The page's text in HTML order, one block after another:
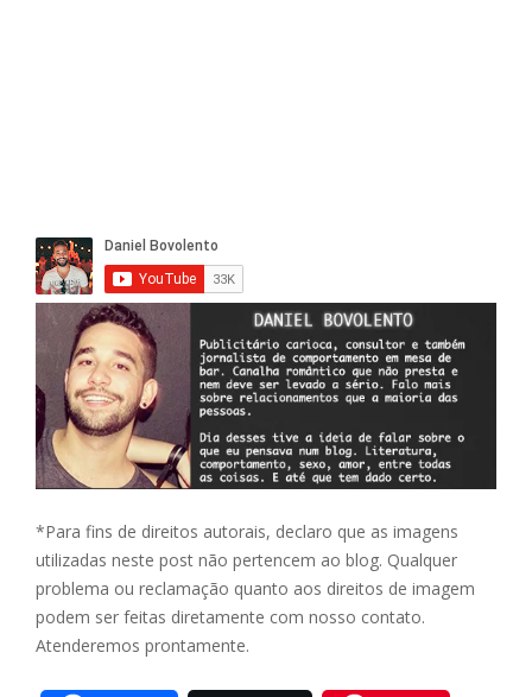
*Para fins de direitos autorais, declaro que as imagens
utilizadas neste post não pertencem ao blog. Qualquer
problema ou reclamação quanto aos direitos de imagem
podem ser feitas diretamente com nosso contato.
Atenderemos prontamente.